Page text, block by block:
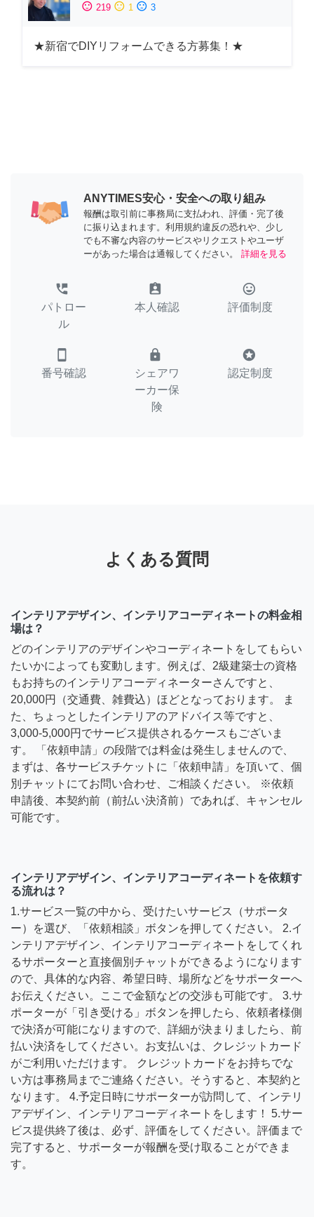
sentiment_satisfied 219 sentiment_neutral 1 sentiment_dissatisfied 3
★新宿でDIYリフォームできる方募集！★
ANYTIMES安心・安全への取り組み
報酬は取引前に事務局に支払われ、評価・完了後
に振り込まれます。利用規約違反の恐れや、少し
でも不審な内容のサービスやリクエストやユーザ
ーがあった場合は通報してください。
詳細を見る
perm_phone_msg
パトロー
ル
assignment_ind
本人確認
tag_faces
評価制度
smartphone
番号確認
lock
シェアワ
ーカー保
険
stars
認定制度
よくある質問
インテリアデザイン、インテリアコーディネートの料金相
場は？
どのインテリアのデザインやコーディネートをしてもらい
たいかによっても変動します。例えば、2級建築士の資格
もお持ちのインテリアコーディネーターさんですと、
20,000円（交通費、雑費込）ほどとなっております。 ま
た、ちょっとしたインテリアのアドバイス等ですと、
3,000-5,000円でサービス提供されるケースもございま
す。 「依頼申請」の段階では料金は発生しませんので、
まずは、各サービスチケットに「依頼申請」を頂いて、個
別チャットにてお問い合わせ、ご相談ください。 ※依頼
申請後、本契約前（前払い決済前）であれば、キャンセル
可能です。
インテリアデザイン、インテリアコーディネートを依頼す
る流れは？
1.サービス一覧の中から、受けたいサービス（サポータ
ー）を選び、「依頼相談」ボタンを押してください。 2.イ
ンテリアデザイン、インテリアコーディネートをしてくれ
るサポーターと直接個別チャットができるようになります
ので、具体的な内容、希望日時、場所などをサポーターへ
お伝えください。ここで金額などの交渉も可能です。 3.サ
ポーターが「引き受ける」ボタンを押したら、依頼者様側
で決済が可能になりますので、詳細が決まりましたら、前
払い決済をしてください。お支払いは、クレジットカード
がご利用いただけます。 クレジットカードをお持ちでな
い方は事務局までご連絡ください。そうすると、本契約と
なります。 4.予定日時にサポーターが訪問して、インテリ
アデザイン、インテリアコーディネートをします！ 5.サー
ビス提供終了後は、必ず、評価をしてください。評価まで
完了すると、サポーターが報酬を受け取ることができま
す。